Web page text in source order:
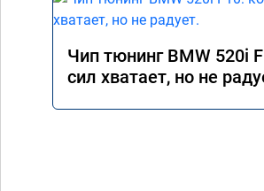
Чип тюнинг BMW 520i
сил хватает, но не